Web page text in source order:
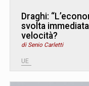
Draghi:
svolta
velocità?
di Senio Carletti
UE